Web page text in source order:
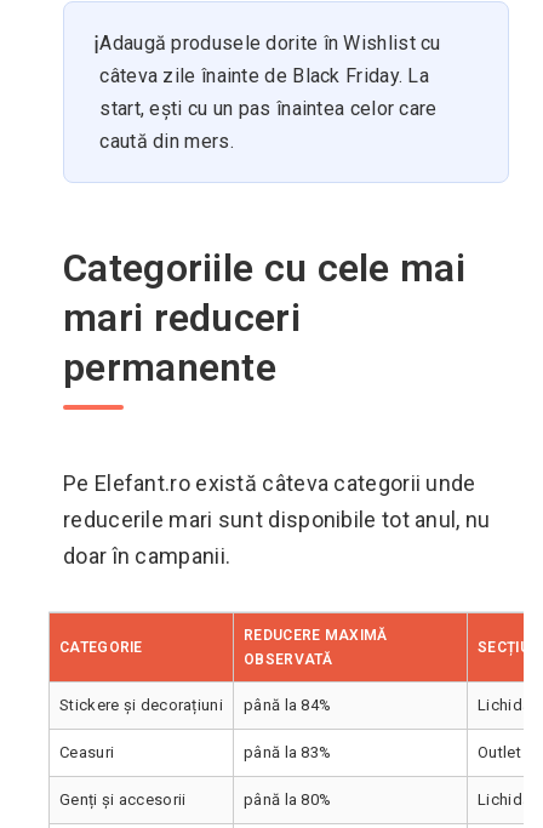
ℹ️Adaugă produsele dorite în Wishlist cu
câteva zile înainte de Black Friday. La
start, ești cu un pas înaintea celor care
caută din mers.
Categoriile cu cele mai
mari reduceri
permanente
Pe Elefant.ro există câteva categorii unde
reducerile mari sunt disponibile tot anul, nu
doar în campanii.
CATEGORIE
REDUCERE MAXIMĂ
OBSERVATĂ
Stickere și decorațiuni până la 84%
Ceasuri până la 83% Outlet
Genți și accesorii până la 80%